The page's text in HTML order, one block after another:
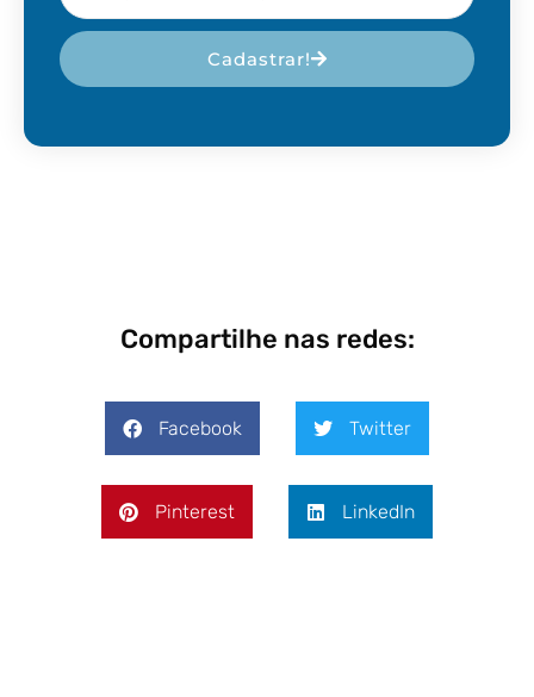
Cadastrar!
Compartilhe nas redes:
Facebook Twitter
Pinterest LinkedIn